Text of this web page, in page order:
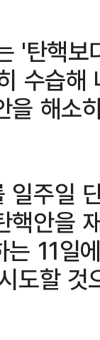
'탄핵
수습
을 해소
일주일
핵안을
11일
도할 것